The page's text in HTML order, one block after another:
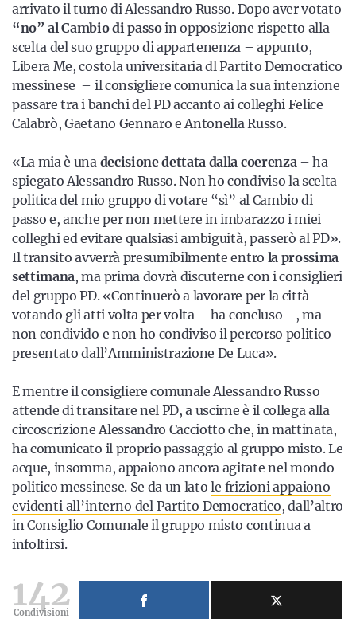
arrivato il turno di Alessandro Russo. Dopo aver votato
“no” al Cambio di passoin opposizione rispetto alla
scelta del suo gruppo di appartenenza – appunto,
Libera Me, costola universitaria dl Partito Democratico
messinese – il consigliere comunica la sua intenzione
passare tra i banchi del PD accanto ai colleghi Felice
Calabrò, Gaetano Gennaro e Antonella Russo.
«La mia è una decisione dettata dalla coerenza– ha
spiegato Alessandro Russo. Non ho condiviso la scelta
politica del mio gruppo di votare “sì” al Cambio di
passo e, anche per non mettere in imbarazzo i miei
colleghi ed evitare qualsiasi ambiguità, passerò al PD».
Il transito avverrà presumibilmente entro la prossima
settimana, ma prima dovrà discuterne con i consiglieri
del gruppo PD. «Continuerò a lavorare per la città
votando gli atti volta per volta – ha concluso –, ma
non condivido e non ho condiviso il percorso politico
presentato dall’Amministrazione De Luca».
E mentre il consigliere comunale Alessandro Russo
attende di transitare nel PD, a uscirne è il collega alla
circoscrizione Alessandro Cacciotto che, in mattinata,
ha comunicato il proprio passaggio al gruppo misto. Le
acque, insomma, appaiono ancora agitate nel mondo
politico messinese. Se da un latole frizioni appaiono
evidenti all’interno del Partito Democratico, dall’altro
in Consiglio Comunale il gruppo misto continua a
infoltirsi.
142
Condivisioni